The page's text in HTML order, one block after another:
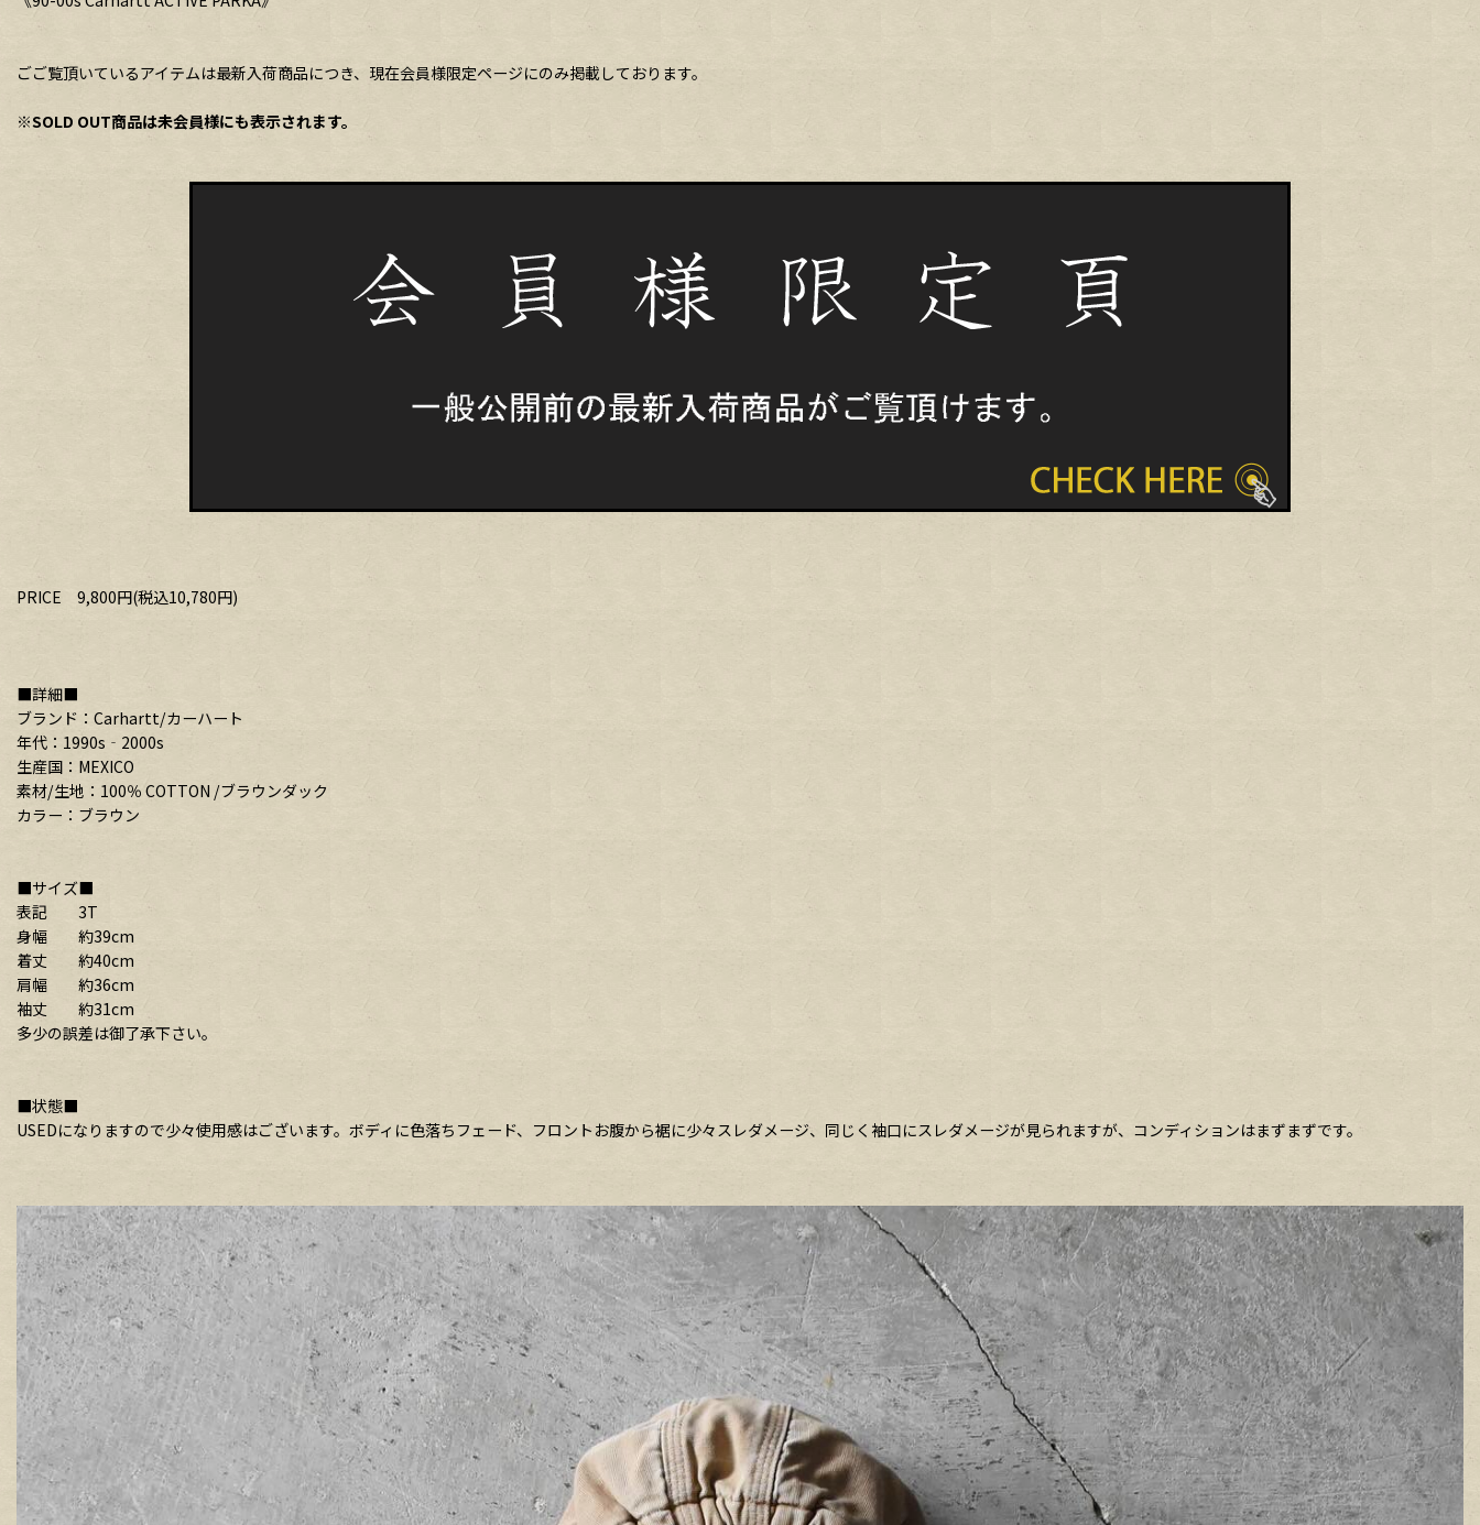
ごご覧頂いているアイテムは最新入荷商品につき、現在会員様限定ページにのみ掲載しております。
※SOLD OUT商品は未会員様にも表示されます。
PRICE 9,800円(税込10,780円)
■詳細■
ブランド：Carhartt/カーハート
年代：1990s‐2000s
生産国：MEXICO
素材/生地：100％ COTTON /ブラウンダック
カラー：ブラウン
■サイズ■
表記 3T
身幅 約39cm
着丈 約40cm
肩幅 約36cm
袖丈 約31cm
多少の誤差は御了承下さい。
■状態■
USEDになりますので少々使用感はございます。ボディに色落ちフェード、フロントお腹から裾に少々スレダメージ、同じく袖口にスレダメージが見られますが、コンディションはまずまずです。